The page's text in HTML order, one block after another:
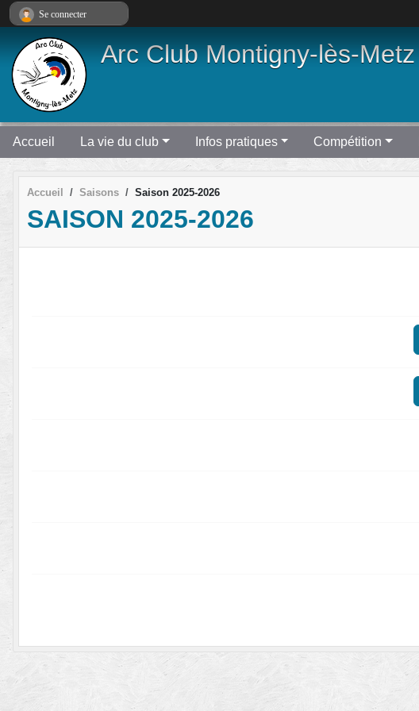
Arc Club Montigny-lès-Metz
Accueil La vie du club Infos pratiques Compétition
Accueil Saisons Saison 2025-2026
SAISON 2025-2026
Se connecter
Panneau de gestion des cookies